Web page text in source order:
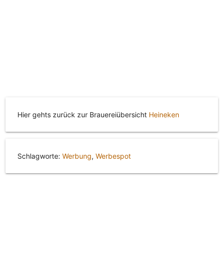
Hier gehts zurück zur Brauereiübersicht Heineken
Schlagworte: Werbung, Werbespot